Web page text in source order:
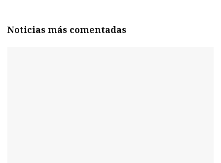
Noticias más comentadas